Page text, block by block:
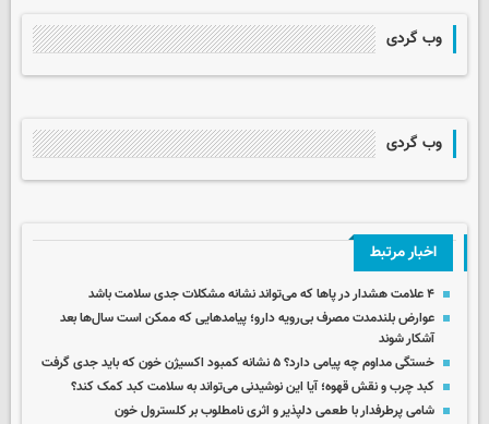
وب گردی
وب گردی
اخبار مرتبط
۴ علامت هشدار در پاها که می‌تواند نشانه مشکلات جدی سلامت باشد
عوارض بلندمدت مصرف بی‌رویه دارو؛ پیامدهایی که ممکن است سال‌ها بعد
آشکار شوند
خستگی مداوم چه پیامی دارد؟ ۵ نشانه کمبود اکسیژن خون که باید جدی گرفت
کبد چرب و نقش قهوه؛ آیا این نوشیدنی می‌تواند به سلامت کبد کمک کند؟
شامی پرطرفدار با طعمی دلپذیر و اثری نامطلوب بر کلسترول خون